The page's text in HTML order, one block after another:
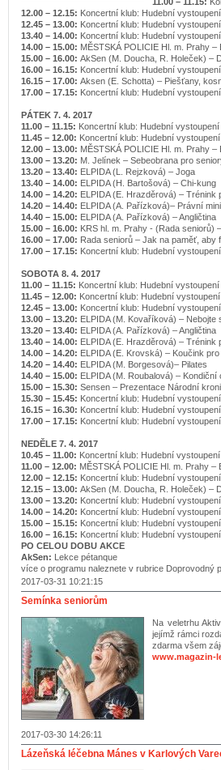
12.00 – 12.15: Koncertní klub: Hudební vystoupení
12.45 – 13.00: Koncertní klub: Hudební vystoupení
13.40 – 14.00: Koncertní klub: Hudební vystoupení
14.00 – 15.00: MĚSTSKÁ POLICIE Hl. m. Prahy
15.00 – 16.00: AkSen (M. Doucha, R. Holeček) –
16.00 – 16.15: Koncertní klub: Hudební vystoupení
16.15 – 17.00: Aksen (E. Schotta) – Piešťany,
17.00 – 17.15: Koncertní klub: Hudební vystoupení
PÁTEK 7. 4. 2017
11.00 – 11.15: Koncertní klub: Hudební vystoupení
11.45 – 12.00: Koncertní klub: Hudební vystoupení
12.00 – 13.00: MĚSTSKÁ POLICIE Hl. m. Prahy
13.00 – 13.20: M. Jelínek – Sebeobrana pro
13.20 – 13.40: ELPIDA (L. Rejzková) – Joga
13.40 – 14.00: ELPIDA (H. Bartošová) – Chi-kung
14.00 – 14.20: ELPIDA (E. Hrazděrová) – Trénink
14.20 – 14.40: ELPIDA (A. Pařízková)– Právní
14.40 – 15.00: ELPIDA (A. Pařízková) – Angličtina
15.00 – 16.00: KRS hl. m. Prahy - (Rada seniorů)
16.00 – 17.00: Rada seniorů – Jak na paměť, aby
17.00 – 17.15: Koncertní klub: Hudební vystoupení
SOBOTA 8. 4. 2017
11.00 – 11.15: Koncertní klub: Hudební vystoupení
11.45 – 12.00: Koncertní klub: Hudební vystoupení
12.45 – 13.00: Koncertní klub: Hudební vystoupení
13.00 – 13.20: ELPIDA (M. Kovaříková) – Nebojte
13.20 – 13.40: ELPIDA (A. Pařízková) – Angličtina
13.40 – 14.00: ELPIDA (E. Hrazděrová) – Trénink
14.00 – 14.20: ELPIDA (E. Krovská) – Koučink
14.20 – 14.40: ELPIDA (M. Borgesová)– Pilates
14.40 – 15.00: ELPIDA (M. Roubalová) – Kondiční
15.00 – 15.30: Sensen – Prezentace Národní
15.30 – 15.45: Koncertní klub: Hudební vystoupení
16.15 – 16.30: Koncertní klub: Hudební vystoupení
17.00 – 17.15: Koncertní klub: Hudební vystoupení
NEDĚLE 7. 4. 2017
10.45 – 11.00: Koncertní klub: Hudební vystoupení
11.00 – 12.00: MĚSTSKÁ POLICIE Hl. m. Prahy –
12.00 – 12.15: Koncertní klub: Hudební vystoupení
12.15 – 13.00: AkSen (M. Doucha, R. Holeček) –
13.00 – 13.20: Koncertní klub: Hudební vystoupení
14.00 – 14.20: Koncertní klub: Hudební vystoupení
15.00 – 15.15: Koncertní klub: Hudební vystoupení
16.00 – 16.15: Koncertní klub: Hudební vystoupení
PO CELOU DOBU AKCE
AkSen: Lekce pétanque
více o programu naleznete v rubrice Doprovodný
2017-03-31 10:21:15
Semínka seniorům
Na veletrhu
jejímž rámci
zdarma všem
www.magazin-
2017-03-30 14:26:11
Lázeňská léčebna Mánes v Karlových